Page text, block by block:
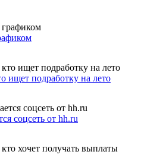
ищет подработку на лето
соцсеть от hh.ru